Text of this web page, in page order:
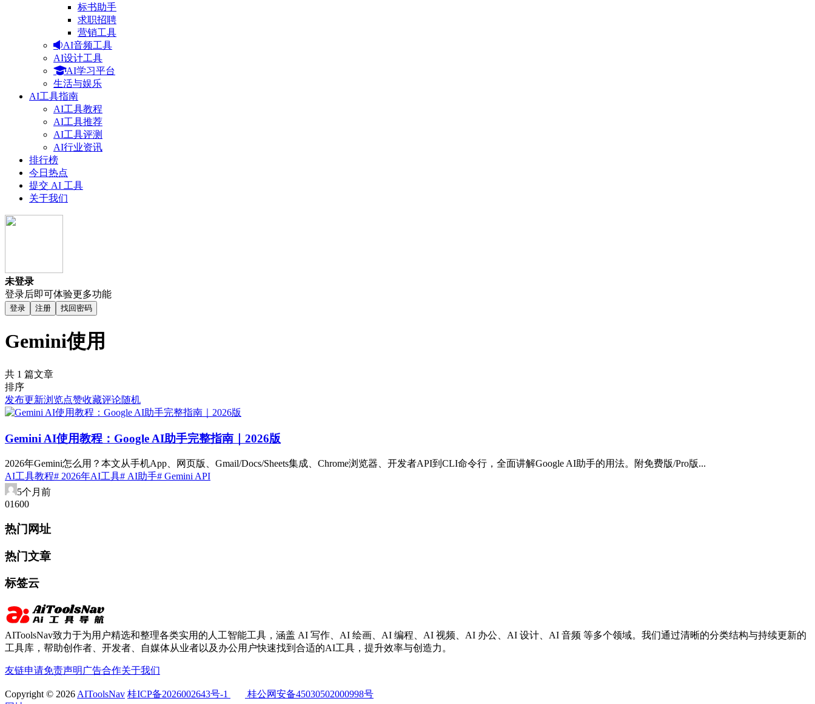
标书助手
求职招聘
营销工具
AI音频工具
AI设计工具
AI学习平台
生活与娱乐
AI工具指南
AI工具教程
AI工具推荐
AI工具评测
AI行业资讯
排行榜
今日热点
提交 AI 工具
关于我们
未登录
登录后即可体验更多功能
登录 注册 找回密码
Gemini使用
共 1 篇文章
排序
发布更新浏览点赞收藏评论随机
Gemini AI使用教程：Google AI助手完整指南｜2026版
2026年Gemini怎么用？本文从手机App、网页版、Gmail/Docs/Sheets集成、Chrome浏览器、开发者API到CLI命令行，全面讲解Google AI助手的用法。附免费版/Pro版...
AI工具教程# 2026年AI工具# AI助手# Gemini API
5个月前
01600
热门网址
热门文章
标签云
AIToolsNav致力于为用户精选和整理各类实用的人工智能工具，涵盖 AI 写作、AI 绘画、AI 编程、AI 视频、AI 办公、AI 设计、AI 音频 等多个领域。我们通过清晰的分类结构与持续更新的
工具库，帮助创作者、开发者、自媒体从业者以及办公用户快速找到合适的AI工具，提升效率与创造力。
友链申请免责声明 广告合作关于我们
Copyright © 2026 AIToolsNav 桂ICP备2026002643号-1
桂公网安备45030502000998号